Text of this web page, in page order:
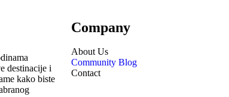
destinacije i
kako biste
Company
About Us
Community Blog
Contact